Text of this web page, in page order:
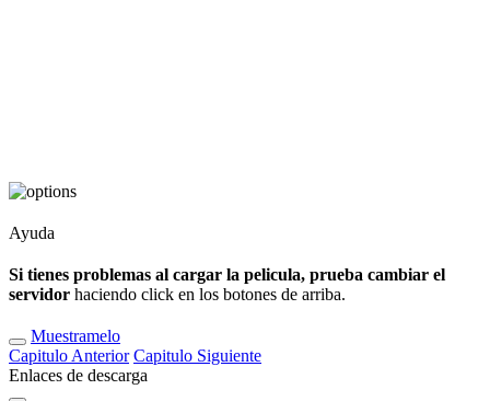
Ayuda
Si tienes problemas al cargar la pelicula, prueba cambiar el
servidor haciendo click en los botones de arriba.
Muestramelo
Capitulo Anterior Capitulo Siguiente
Enlaces de descarga